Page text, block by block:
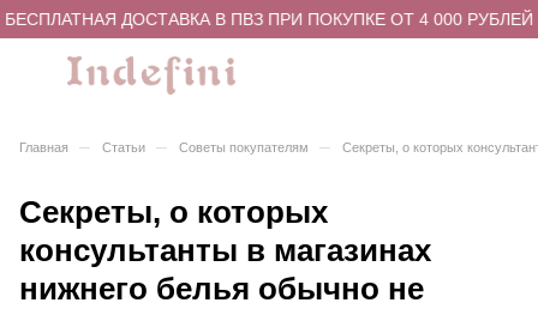
ДОСТАВКА В ПВЗ ПРИ ПОКУПКЕ ОТ 4 000 РУБЛЕЙ
Главная – Статьи – Советы покупателям – Секреты, о которых
Секреты, о которых
консультанты в магазинах
нижнего белья обычно не